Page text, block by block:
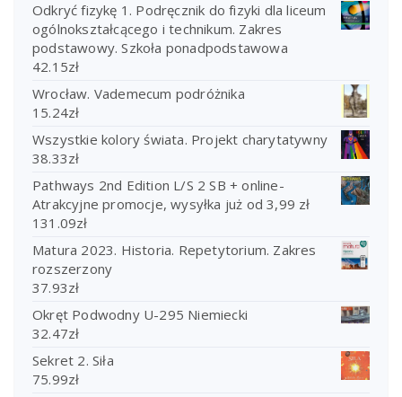
Odkryć fizykę 1. Podręcznik do fizyki dla liceum
ogólnokształcącego i technikum. Zakres
podstawowy. Szkoła ponadpodstawowa
42.15zł
Wrocław. Vademecum podróżnika
15.24zł
Wszystkie kolory świata. Projekt charytatywny
38.33zł
Pathways 2nd Edition L/S 2 SB + online-
Atrakcyjne promocje, wysyłka już od 3,99 zł
131.09zł
Matura 2023. Historia. Repetytorium. Zakres
rozszerzony
37.93zł
Okręt Podwodny U-295 Niemiecki
32.47zł
Sekret 2. Siła
75.99zł